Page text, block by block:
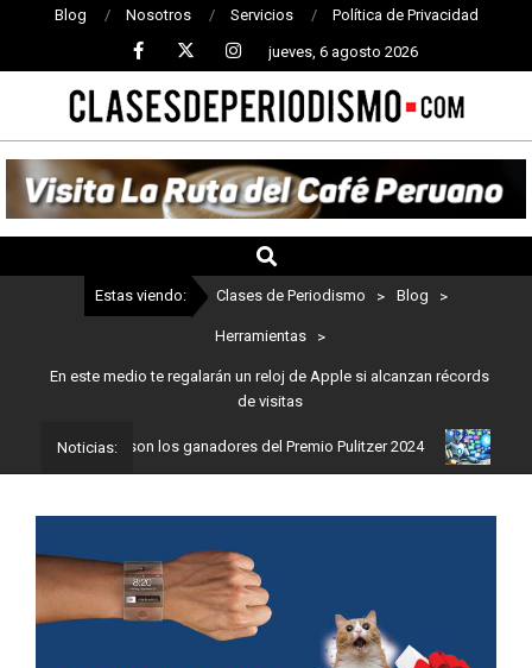
Blog Nosotros Servicios Política de Privacidad
jueves, 6 agosto 2026
CLASES
DE
PERIODISMO
Estas viendo: Clases de Periodismo > Blog >
Herramientas >
En este medio te regalarán un reloj de Apple si alcanzan récords
de visitas
Noticias:
Estos son los ganadores del Premio Pulitzer 2024